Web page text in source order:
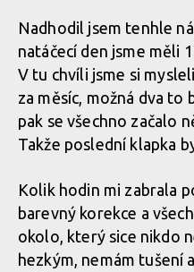
Nadhodil jsem tenhle
natáčecí den jsme měli
V tu chvíli jsme si
za měsíc, možná dva to
pak se všechno začalo
Takže poslední klapka
Kolik hodin mi zabrala
barevný korekce a
okolo, který sice nikdo
hezkým, nemám tušení